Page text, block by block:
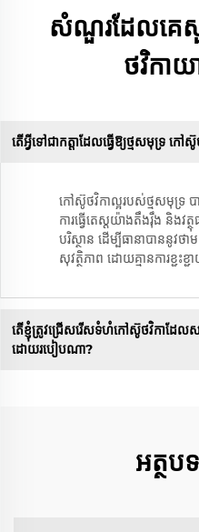
សំណួរដែលគេ
ថវិកាយ
តើអ្វីទៅជាកត្តាដែលធ្វើឱ្យថ្មសមុទ្រ​ ក
កៅស៊ូថវិកាល្អរបស់ថ្មសមុទ្រ​ ប
ការធ្វើតេស្តយ៉ាងតឹងរ៉ឹង និង
បរិស្ថាន ដើម្បីធានាបាននូវ
សុវត្ថិភាព ដោយគ្មានការខ្ជះខ្
តើខ្ញុំត្រូវជ្រើសរើសទំហំកៅស៊ូថវិកាដែ
ដោយរបៀបណា?
អត្ថប